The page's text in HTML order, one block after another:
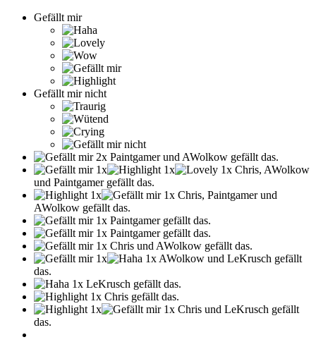
Gefällt mir
Gefällt mir nicht
Paintgamer und AWolkow gefällt das.
Chris, AWolkow
und Paintgamer gefällt das.
Chris, Paintgamer und
AWolkow gefällt das.
Paintgamer gefällt das.
Paintgamer gefällt das.
Chris und AWolkow gefällt das.
AWolkow und LeKrusch gefällt
das.
LeKrusch gefällt das.
Chris gefällt das.
Chris und LeKrusch gefällt
das.